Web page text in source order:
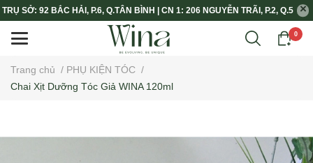
TRỤ SỞ: 92 BẮC HẢI, P.6, Q.TÂN BÌNH | CN 1: 206 NGUYỄN TRÃI, P.2, Q.5
0
Trang chủ / PHỤ KIỆN TÓC /
Chai Xịt Dưỡng Tóc Giả WINA 120ml